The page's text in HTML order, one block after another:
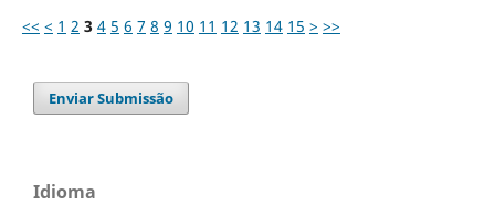
<< < 1 2 3 4 5 6 7 8 9 10 11 12 13 14 15 > >>
Enviar Submissão
Idioma